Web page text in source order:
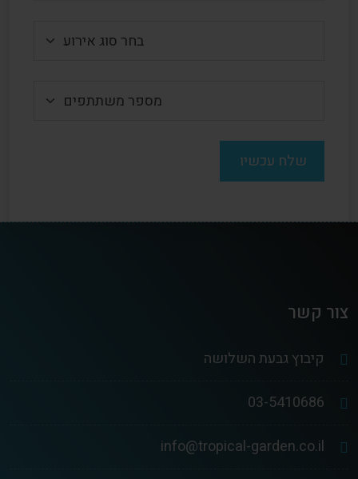
צור קשר
קיבוץ גבעת השלושה
03-5410686
info@tropical-garden.co.il